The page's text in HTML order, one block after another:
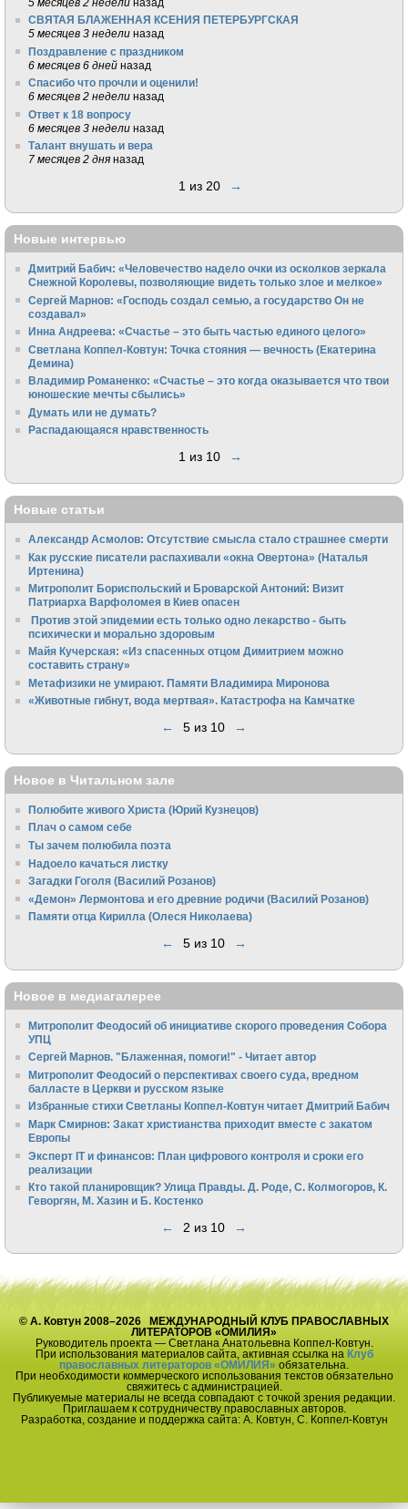
СВЯТАЯ БЛАЖЕННАЯ КСЕНИЯ ПЕТЕРБУРГСКАЯ
5 месяцев 3 недели назад
Поздравление с праздником
6 месяцев 6 дней назад
Спасибо что прочли и оценили!
6 месяцев 2 недели назад
Ответ к 18 вопросу
6 месяцев 3 недели назад
Талант внушать и вера
7 месяцев 2 дня назад
1 из 20 →
Новые интервью
Дмитрий Бабич: «Человечество надело очки из осколков зеркала
Снежной Королевы, позволяющие видеть только злое и мелкое»
Сергей Марнов: «Господь создал семью, а государство Он не
создавал»
Инна Андреева: «Счастье – это быть частью единого целого»
Светлана Коппел-Ковтун: Точка стояния — вечность (Екатерина
Демина)
Владимир Романенко: «Счастье – это когда оказывается что твои
юношеские мечты сбылись»
Думать или не думать?
Распадающаяся нравственность
1 из 10 →
Новые статьи
Александр Асмолов: Отсутствие смысла стало страшнее смерти
Как русские писатели распахивали «окна Овертона» (Наталья
Иртенина)
Митрополит Бориспольский и Броварской Антоний: Визит
Патриарха Варфоломея в Киев опасен
Против этой эпидемии есть только одно лекарство - быть
психически и морально здоровым
Майя Кучерская: «Из спасенных отцом Димитрием можно
составить страну»
Метафизики не умирают. Памяти Владимира Миронова
«Животные гибнут, вода мертвая». Катастрофа на Камчатке
← 5 из 10 →
Новое в Читальном зале
Полюбите живого Христа (Юрий Кузнецов)
Плач о самом себе
Ты зачем полюбила поэта
Надоело качаться листку
Загадки Гоголя (Василий Розанов)
«Демон» Лермонтова и его древние родичи (Василий Розанов)
Памяти отца Кирилла (Олеся Николаева)
← 5 из 10 →
Новое в медиагалерее
Митрополит Феодосий об инициативе скорого проведения Собора
УПЦ
Сергей Марнов. "Блаженная, помоги!" - Читает автор
Митрополит Феодосий о перспективах своего суда, вредном
балласте в Церкви и русском языке
Избранные стихи Светланы Коппел-Ковтун читает Дмитрий Бабич
Марк Смирнов: Закат христианства приходит вместе с закатом
Европы
Эксперт IT и финансов: План цифрового контроля и сроки его
реализации
Кто такой планировщик? Улица Правды. Д. Роде, С. Колмогоров, К.
Геворгян, М. Хазин и Б. Костенко
← 2 из 10 →
© А. Ковтун 2008–2026 МЕЖДУНАРОДНЫЙ КЛУБ ПРАВОСЛАВНЫХ
ЛИТЕРАТОРОВ «ОМИЛИЯ»
Руководитель проекта — Светлана Анатольевна Коппел-Ковтун.
При использования материалов сайта, активная ссылка на Клуб
православных литераторов «ОМИЛИЯ» обязательна.
При необходимости коммерческого использования текстов обязательно
свяжитесь с администрацией.
Публикуемые материалы не всегда совпадают с точкой зрения редакции.
Приглашаем к сотрудничеству православных авторов.
Разработка, создание и поддержка сайта: А. Ковтун, С. Коппел-Ковтун